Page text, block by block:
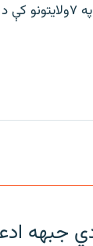
نن پنجشنبې د افغانستان په
جبهه